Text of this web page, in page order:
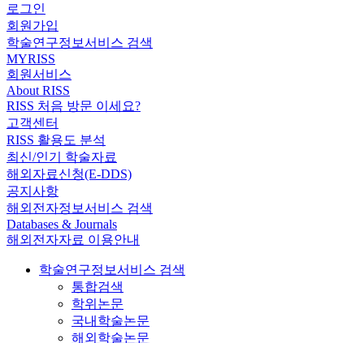
로그인
회원가입
학술연구정보서비스 검색
MYRISS
회원서비스
About RISS
RISS 처음 방문 이세요?
고객센터
RISS 활용도 분석
최신/인기 학술자료
해외자료신청(E-DDS)
공지사항
해외전자정보서비스 검색
Databases & Journals
해외전자자료 이용안내
학술연구정보서비스 검색
통합검색
학위논문
국내학술논문
해외학술논문